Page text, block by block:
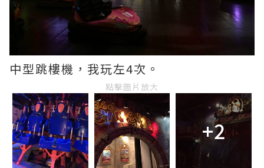
中型跳樓機，我玩左4次。
點擊圖片放大
+2